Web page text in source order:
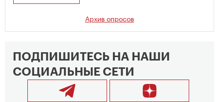
Архив опросов
ПОДПИШИТЕСЬ НА НАШИ
СОЦИАЛЬНЫЕ СЕТИ